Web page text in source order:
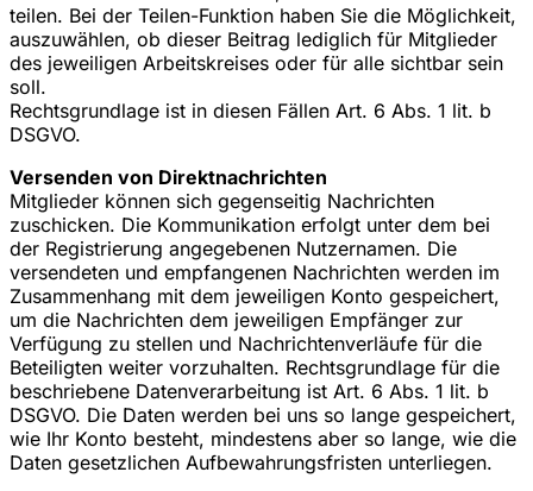
teilen. Bei der Teilen-Funktion haben Sie die Möglichkeit,
auszuwählen, ob dieser Beitrag lediglich für Mitglieder
des jeweiligen Arbeitskreises oder für alle sichtbar sein
soll.
Rechtsgrundlage ist in diesen Fällen Art. 6 Abs. 1 lit. b
DSGVO.
Versenden von Direktnachrichten
Mitglieder können sich gegenseitig Nachrichten
zuschicken. Die Kommunikation erfolgt unter dem bei
der Registrierung angegebenen Nutzernamen. Die
versendeten und empfangenen Nachrichten werden im
Zusammenhang mit dem jeweiligen Konto gespeichert,
um die Nachrichten dem jeweiligen Empfänger zur
Verfügung zu stellen und Nachrichtenverläufe für die
Beteiligten weiter vorzuhalten. Rechtsgrundlage für die
beschriebene Datenverarbeitung ist Art. 6 Abs. 1 lit. b
DSGVO. Die Daten werden bei uns so lange gespeichert,
wie Ihr Konto besteht, mindestens aber so lange, wie die
Daten gesetzlichen Aufbewahrungsfristen unterliegen.